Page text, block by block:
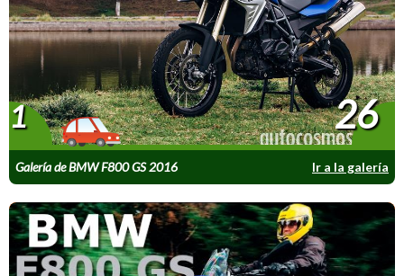
Galería de BMW F800 GS 2016 Ir a la galería
1 26